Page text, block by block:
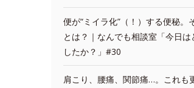
便が“ミイラ化”（！）する便秘。
とは？｜なんでも相談室「今日は
したか？」#30
肩こり、腰痛、関節痛…。これも